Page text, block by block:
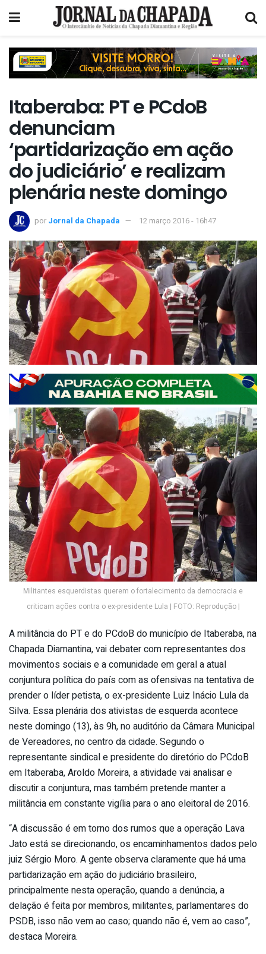
Itaberaba: PT e PCdoB
denunciam
‘partidarização em ação
do judiciário’ e realizam
plenária neste domingo
por Jornal da Chapada 12 março 2016 - 16h47
Militantes esquerdistas querem o fortalecimento da democracia e
criticam ações contra o ex-presidente Lula | FOTO: Reprodução |
A militância do PT e do PCdoB do município de Itaberaba, na
Chapada Diamantina, vai debater com representantes dos
movimentos sociais e a comunidade em geral a atual
conjuntura política do país com as ofensivas na tentativa de
prender o líder petista, o ex-presidente Luiz Inácio Lula da
Silva. Essa plenária dos ativistas de esquerda acontece
neste domingo (13), às 9h, no auditório da Câmara Municipal
de Vereadores, no centro da cidade. Segundo o
representante sindical e presidente do diretório do PCdoB
em Itaberaba, Aroldo Moreira, a atividade vai analisar e
discutir a conjuntura, mas também pretende manter a
militância em constante vigília para o ano eleitoral de 2016.
“A discussão é em torno dos rumos que a operação Lava
Jato está se direcionando, os encaminhamentos dados pelo
juiz Sérgio Moro. A gente observa claramente que há uma
partidarização em ação do judiciário brasileiro,
principalmente nesta operação, quando a denúncia, a
delação é feita por membros, militantes, parlamentares do
PSDB, isso não vem ao caso; quando não é, vem ao caso”,
destaca Moreira.